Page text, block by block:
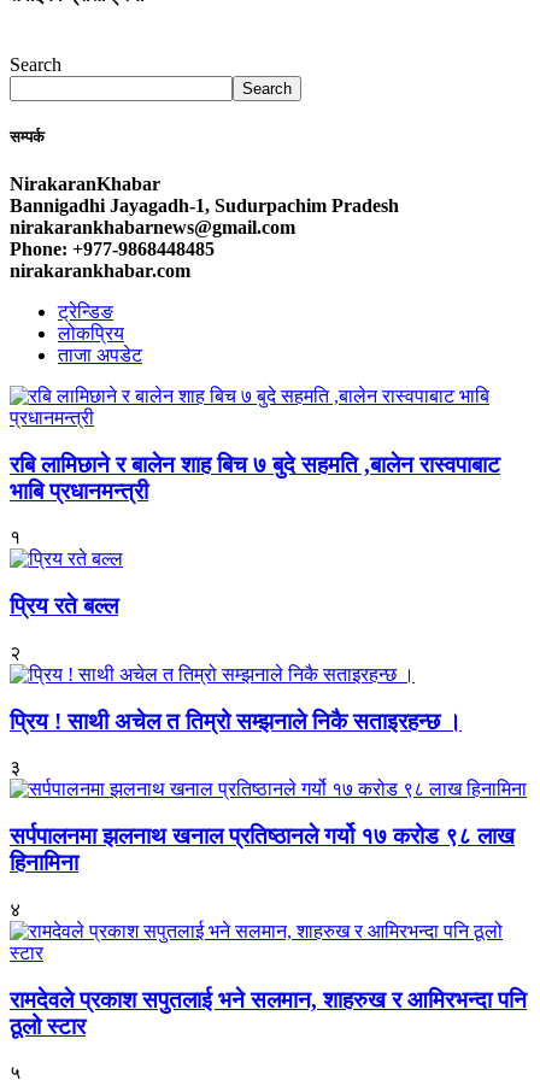
Search
Search
सम्पर्क
NirakaranKhabar
Bannigadhi Jayagadh-1, Sudurpachim Pradesh
nirakarankhabarnews@gmail.com
Phone: +977-9868448485
nirakarankhabar.com
ट्रेन्डिङ
लोकप्रिय
ताजा अपडेट
रबि लामिछाने र बालेन शाह बिच ७ बुदे सहमति ,बालेन रास्वपाबाट
भाबि प्रधानमन्त्री
१
प्रिय रते बल्ल
२
प्रिय ! साथी अचेल त तिम्रो सम्झनाले निकै सताइरहन्छ ।
३
सर्पपालनमा झलनाथ खनाल प्रतिष्ठानले गर्यो १७ करोड ९८ लाख
हिनामिना
४
रामदेवले प्रकाश सपुतलाई भने सलमान, शाहरुख र आमिरभन्दा पनि
ठूलो स्टार
५